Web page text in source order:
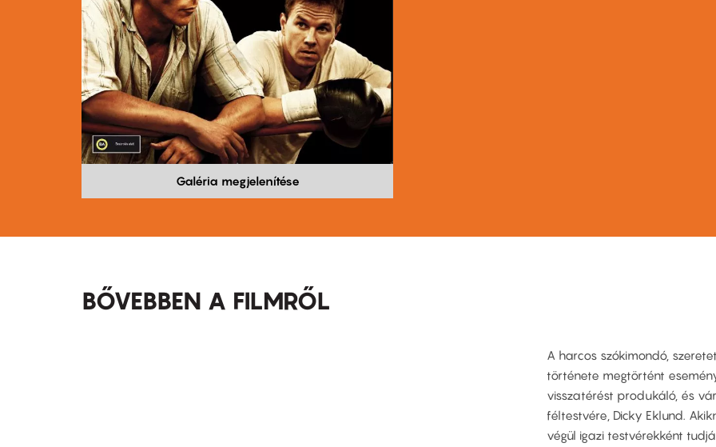
Galéria megjelenítése
BŐVEBBEN A FILMRŐL
A harcos szókimondó,
története megtörtént
visszatérést produkáló, és
féltestvére, Dicky Eklund.
végül igazi testvérekként